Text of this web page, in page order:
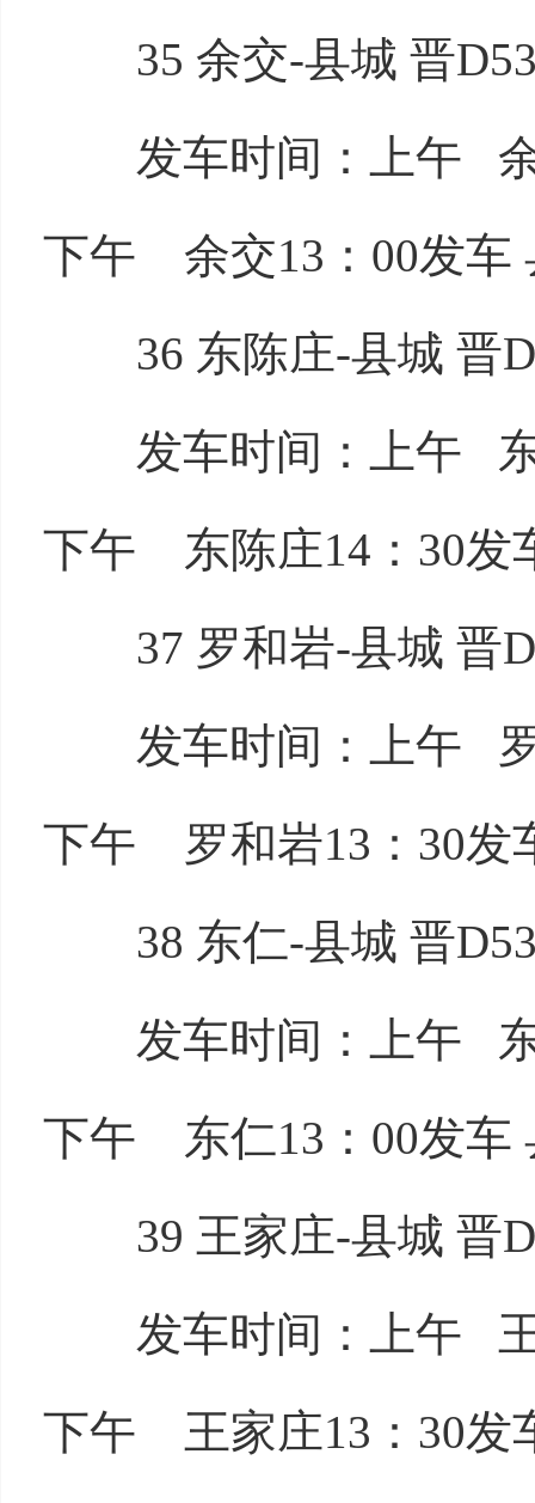
35 余交-县城 晋
发车时间：上午 余
下午 余交13：00发车
36 东陈庄-县城 晋
发车时间：上午 东
下午 东陈庄14：30发
37 罗和岩-县城 晋
发车时间：上午 罗
下午 罗和岩13：30发
38 东仁-县城 晋
发车时间：上午 东
下午 东仁13：00发车
39 王家庄-县城 晋
发车时间：上午 王
下午 王家庄13：30发